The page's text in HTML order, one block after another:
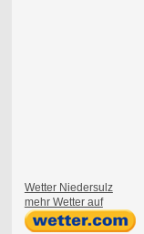
Wetter Niedersulz
mehr Wetter auf